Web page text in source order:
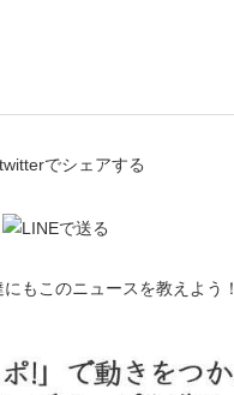
もこのニュースを教えよう！